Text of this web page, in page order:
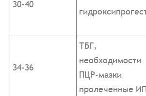
30-40
34-36
ТБГ,
ПЦР-
пролеченные